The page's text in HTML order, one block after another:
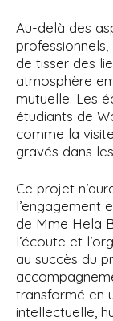
Au-delà des
de tisser des
atmosphère
mutuelle. Les
étudiants de
comme la
gravés dans
Ce projet
l’engagement
de Mme Hela
l’écoute et
au succès du
transformé en
intellectuelle,